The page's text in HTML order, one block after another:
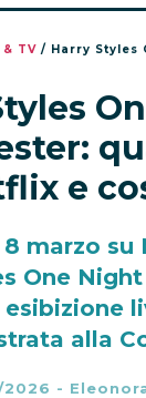
TV / Harry Styles One Night in
e
8 marzo
One
alla
-